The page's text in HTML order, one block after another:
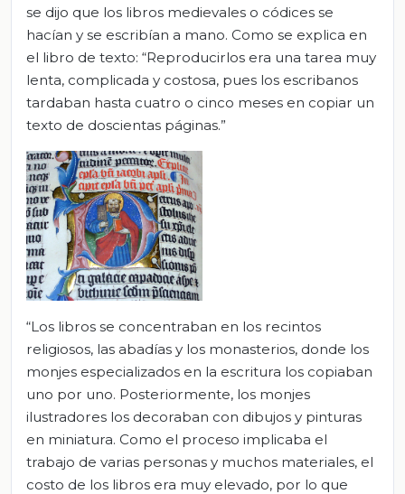
se dijo que los libros medievales o códices se
hacían y se escribían a mano. Como se explica en
el libro de texto: “Reproducirlos era una tarea muy
lenta, complicada y costosa, pues los escribanos
tardaban hasta cuatro o cinco meses en copiar un
texto de doscientas páginas.”
“Los libros se concentraban en los recintos
religiosos, las abadías y los monasterios, donde los
monjes especializados en la escritura los copiaban
uno por uno. Posteriormente, los monjes
ilustradores los decoraban con dibujos y pinturas
en miniatura. Como el proceso implicaba el
trabajo de varias personas y muchos materiales, el
costo de los libros era muy elevado, por lo que